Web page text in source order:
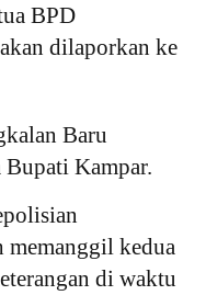
BPD
dilaporkan ke
Baru
Bupati Kampar.
memanggil kedua
di waktu